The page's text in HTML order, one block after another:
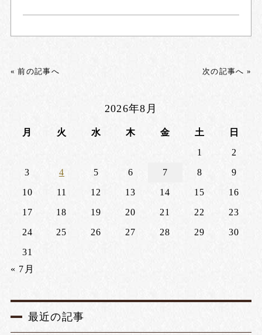
« 前の記事へ 次の記事へ »
2026年8月
月 火 水 木 金 土
日
1
2
3
4 5 6 7 8
9
10
11 12 13 14 15
16
17
18 19 20 21 22
23
24
25 26 27 28 29
30
31
« 7月
最近の記事